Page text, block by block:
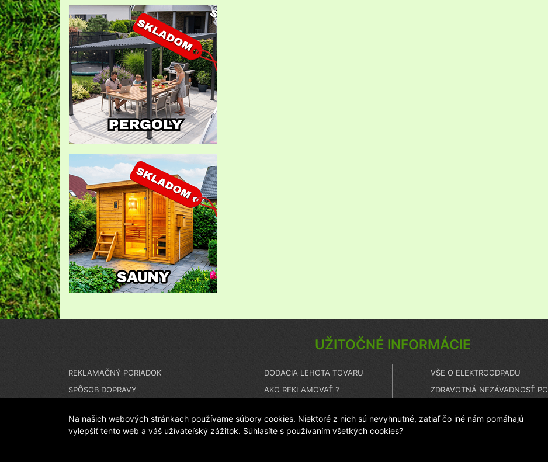
Na našich webových stránkach používame súbory cookies. Niektoré z nich sú nevyhnutné, zatiaľ čo iné nám pomáhajú
vylepšiť tento web a váš užívateľský zážitok. Súhlasíte s používaním všetkých cookies?
UŽITOČNÉ INFORMÁCIE
REKLAMAČNÝ PORIADOK
SPÔSOB DOPRAVY
DODACIA LEHOTA TOVARU
AKO REKLAMOVAŤ ?
VŠE O ELEKTROODPADU
ZDRAVOTNÁ NEZÁVADNOSŤ PC